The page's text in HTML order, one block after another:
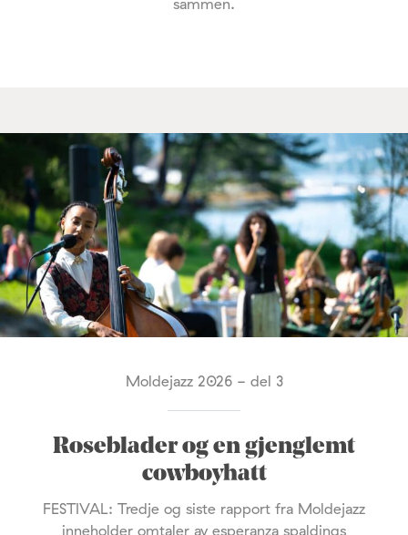
Moldejazz 2026 - del 3
Roseblader og en gjenglemt
cowboyhatt
FESTIVAL: Tredje og siste rapport fra Moldejazz
inneholder omtaler av esperanza spaldings